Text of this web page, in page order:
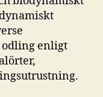
enligt